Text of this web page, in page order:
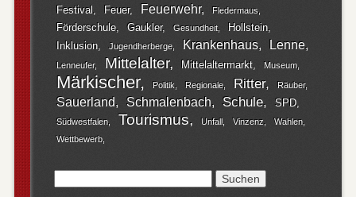
Festival
Feuer Feuerwehr Fledermaus
Förderschule Gaukler Gesundheit
Hollstein
Inklusion
Jugendherberge Krankenhaus Lenne
Lenneufer Mittelalter Mittelaltermarkt Museum
Märkischer Politik Regionale Ritter Räuber
Sauerland Schmalenbach Schule SPD
Südwestfalen Tourismus Unfall Vinzenz
Wahlen
Wettbewerb